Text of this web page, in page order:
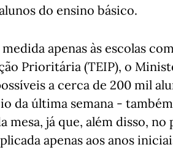
do ensino básico.
apenas às escolas
Prioritária (TEIP), o
a cerca de 200 mil
da última semana -
mesa, já que, além disso,
apenas aos anos